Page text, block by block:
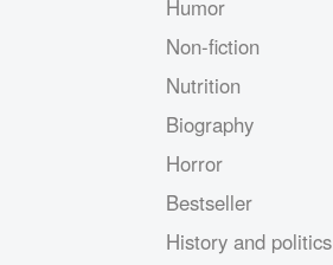
Humor
Non-fiction
Nutrition
Biography
Horror
Bestseller
History and politics